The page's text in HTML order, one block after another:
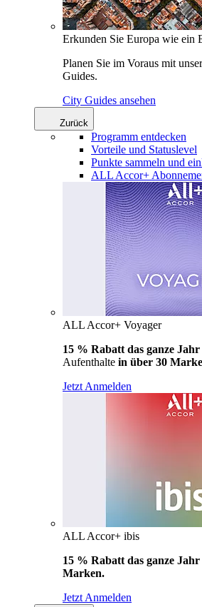
Erkunden Sie Europa wie ein
Planen Sie im Voraus mit
Guides.
City Guides ansehen
Zurück
Programm entdecken
Vorteile und Statuslevel
Punkte sammeln und
ALL Accor+
ALL Accor+ Voyager
15 % Rabatt das ganze Jahr
Aufenthalte in über 30
Jetzt Anmelden
ALL Accor+ ibis
15 % Rabatt das ganze Jahr
Marken.
Jetzt Anmelden